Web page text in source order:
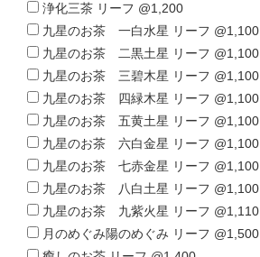
浄化三茶 リーフ @1,200
九星のお茶 一白水星 リーフ @1,100
九星のお茶 二黒土星 リーフ @1,100
九星のお茶 三碧木星 リーフ @1,100
九星のお茶 四緑木星 リーフ @1,100
九星のお茶 五黄土星 リーフ @1,100
九星のお茶 六白金星 リーフ @1,100
九星のお茶 七赤金星 リーフ @1,100
九星のお茶 八白土星 リーフ @1,100
九星のお茶 九紫火星 リーフ @1,110
月のめぐみ陽のめぐみ リーフ @1,500